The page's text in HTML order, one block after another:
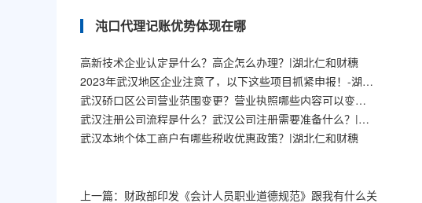
沌口代理记账优势体现在哪
高新技术企业认定是什么？高企怎么办理？|湖北仁和财穗
2023年武汉地区企业注意了，以下这些项目抓紧申报！-湖北仁和财穗
武汉硚口区公司营业范围变更？营业执照哪些内容可以变更？|湖北仁和财穗
武汉注册公司流程是什么？武汉公司注册需要准备什么？|湖北仁和财穗
武汉本地个体工商户有哪些税收优惠政策？|湖北仁和财穗
上一篇： 财政部印发《会计人员职业道德规范》跟我有什么关